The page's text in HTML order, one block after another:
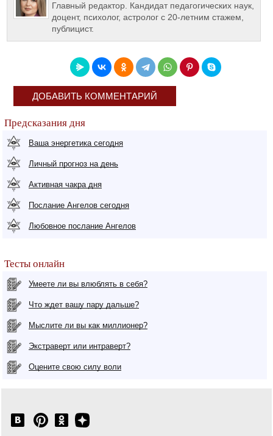
Главный редактор. Кандидат педагогических наук,
доцент, психолог, астролог с 20-летним стажем,
публицист.
ДОБАВИТЬ КОММЕНТАРИЙ
Предсказания дня
Ваша энергетика сегодня
Личный прогноз на день
Активная чакра дня
Послание Ангелов сегодня
Любовное послание Ангелов
Тесты онлайн
Умеете ли вы влюблять в себя?
Что ждет вашу пару дальше?
Мыслите ли вы как миллионер?
Экстраверт или интраверт?
Оцените свою силу воли